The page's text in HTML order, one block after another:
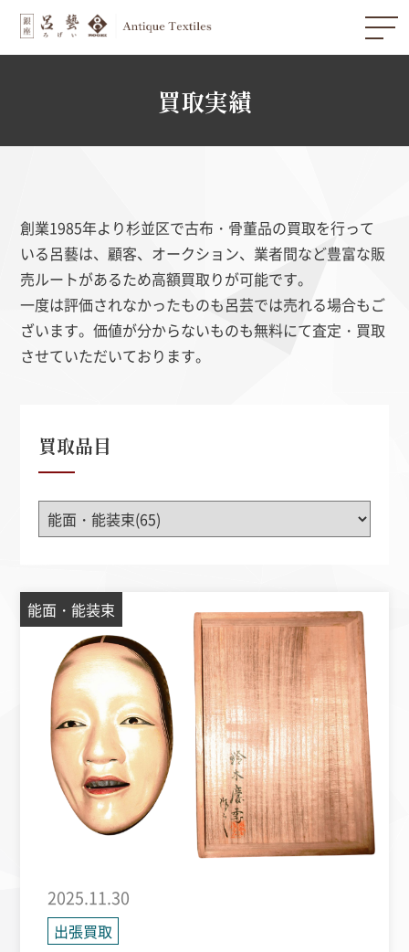
買取実績
創業1985年より杉並区で古布・骨董品の買取を行って
いる呂藝は、顧客、オークション、業者間など豊富な販
売ルートがあるため高額買取りが可能です。
一度は評価されなかったものも呂芸では売れる場合もご
ざいます。価値が分からないものも無料にて査定・買取
させていただいております。
買取品目
能面・能装束
2025.11.30
出張買取